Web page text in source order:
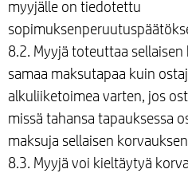
myyjälle on tiedotettu
8.2. Myyjä toteuttaa
samaa maksutapaa kuin
alkuliiketoimea varten, jos
missä tahansa tapauksessa
maksuja sellaisen
8.3. Myyjä voi kieltäytyä